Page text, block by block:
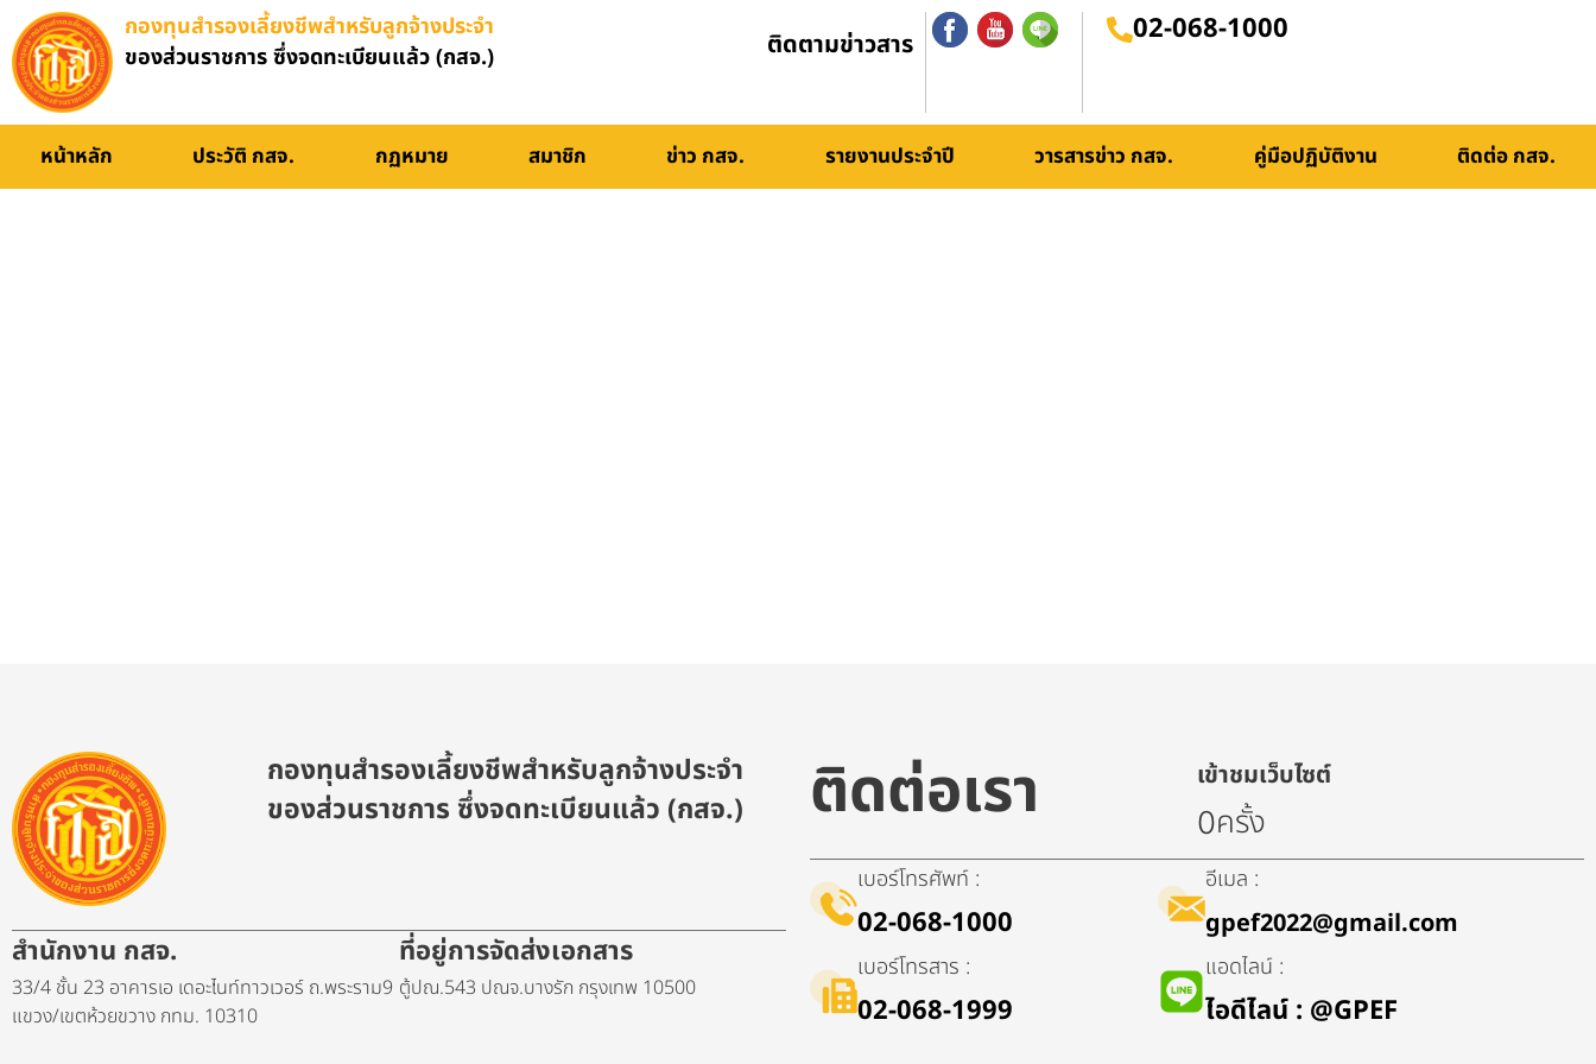
กองทุนสำรองเลี้ยงชีพสำหรับลูกจ้างประจำ
ของส่วนราชการ ซึ่งจดทะเบียนแล้ว (กสจ.)
ติดตามข่าวสาร 02-068-1000
หน้าหลัก ประวัติ กสจ. กฏหมาย สมาชิก ข่าว กสจ. รายงานประจำปี วารสารข่าว กสจ. คู่มือปฏิบัติงาน ติดต่อ กสจ.
กองทุนสำรองเลี้ยงชีพสำหรับลูกจ้างประจำ
ของส่วนราชการ ซึ่งจดทะเบียนแล้ว (กสจ.)
สำนักงาน กสจ.
33/4 ชั้น 23 อาคารเอ เดอะไนท์ทาวเวอร์ ถ.พระราม9
แขวง/เขตห้วยขวาง กทม. 10310
ที่อยู่การจัดส่งเอกสาร
ตู้ปณ.543 ปณจ.บางรัก กรุงเทพ 10500
ติดต่อเรา เข้าชมเว็บไซต์
0ครั้ง
เบอร์โทรศัพท์ :
02-068-1000
เบอร์โทรสาร :
02-068-1999
อีเมล :
gpef2022@gmail.com
แอดไลน์ :
ไอดีไลน์​ : @GPEF